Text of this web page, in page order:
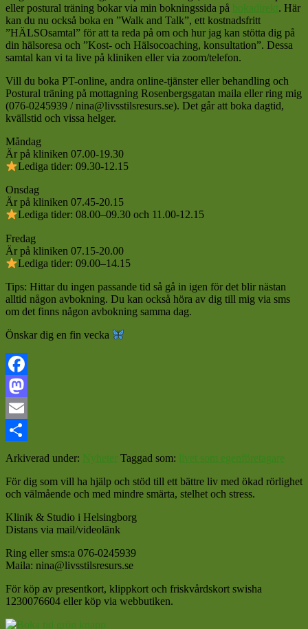
eller postural träning bokar via min bokningssida på bokadirekt. Här
kan du nu också boka en ”Walk and Talk”, ett kostnadsfritt
”HÄLSOsamtal” för att ta reda på om och hur jag kan stötta dig på
din hälsoresa och ”Kost- och Hälsocoaching, konsultation”. Dessa
samtal kan vi ta live på kliniken eller via zoom/telefon.
Vill du boka PT-online, andra online-tjänster eller behandling och
Postural träning på mottagning Rosenbergsgatan maila eller ring mig
(076-0245939 / nina@livsstilsresurs.se). Det går att boka dagtid,
kvällstid och vissa helger.
Måndag
Är på kliniken 07.00-19.30
Lediga tider: 09.30-12.15
Onsdag
Är på kliniken 07.45-20.15
Lediga tider: 08.00–09.30 och 11.00-12.15
Fredag
Är på kliniken 07.15-20.00
Lediga tider: 09.00–14.15
Tips: Hittar du ingen passande tid så gå in igen för det blir nästan
alltid någon avbokning. Du kan också höra av dig till mig via sms
om det finns någon avbokning samma dag.
Önskar dig en fin vecka
Facebook
Mastodon
Email
Dela
Arkiverad under: Nyheter Taggad som: livet som egenföretagare
För dig som vill ha hjälp och stöd till ett bättre liv med ökad rörlighet
och välmående och med mindre smärta, stelhet och stress.
Klinik & Studio i Helsingborg
Distans via mail/videolänk
Ring eller sms:a 076-0245939
Maila: nina@livsstilsresurs.se
För köp av presentkort, klippkort och friskvårdskort swisha
1230076604 eller köp via webbutiken.